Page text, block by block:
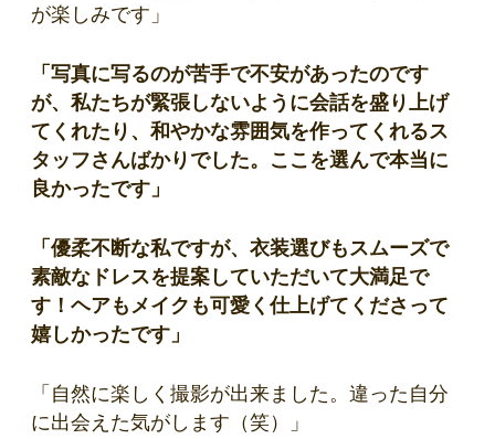
が楽しみです」
「写真に写るのが苦手で不安があったのです
が、私たちが緊張しないように会話を盛り上げ
てくれたり、和やかな雰囲気を作ってくれるス
タッフさんばかりでした。ここを選んで本当に
良かったです」
「優柔不断な私ですが、衣装選びもスムーズで
素敵なドレスを提案していただいて大満足で
す！ヘアもメイクも可愛く仕上げてくださって
嬉しかったです」
「自然に楽しく撮影が出来ました。違った自分
に出会えた気がします（笑）」